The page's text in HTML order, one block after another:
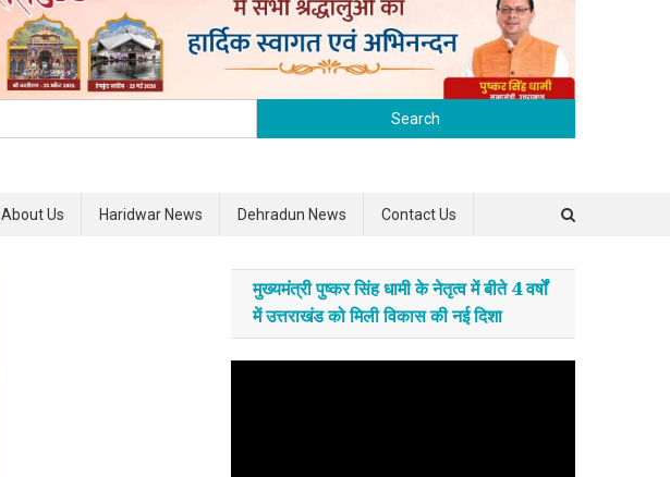
About Us Haridwar News Dehradun News Contact Us
मुख्यमंत्री पुष्कर सिंह धामी के नेतृत्व में बीते 4 वर्षों
में उत्तराखंड को मिली विकास की नई दिशा